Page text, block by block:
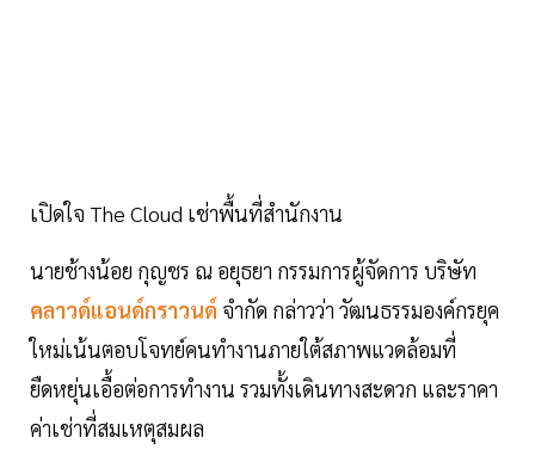
เปิดใจ The Cloud เช่าพื้นที่สำนักงาน
นายช้างน้อย กุญชร ณ อยุธยา กรรมการผู้จัดการ บริษัท
คลาวด์แอนด์กราวนด์ จำกัด กล่าวว่า วัฒนธรรมองค์กรยุค
ใหม่เน้นตอบโจทย์คนทำงานภายใต้สภาพแวดล้อมที่
ยืดหยุ่นเอื้อต่อการทำงาน รวมทั้งเดินทางสะดวก และราคา
ค่าเช่าที่สมเหตุสมผล